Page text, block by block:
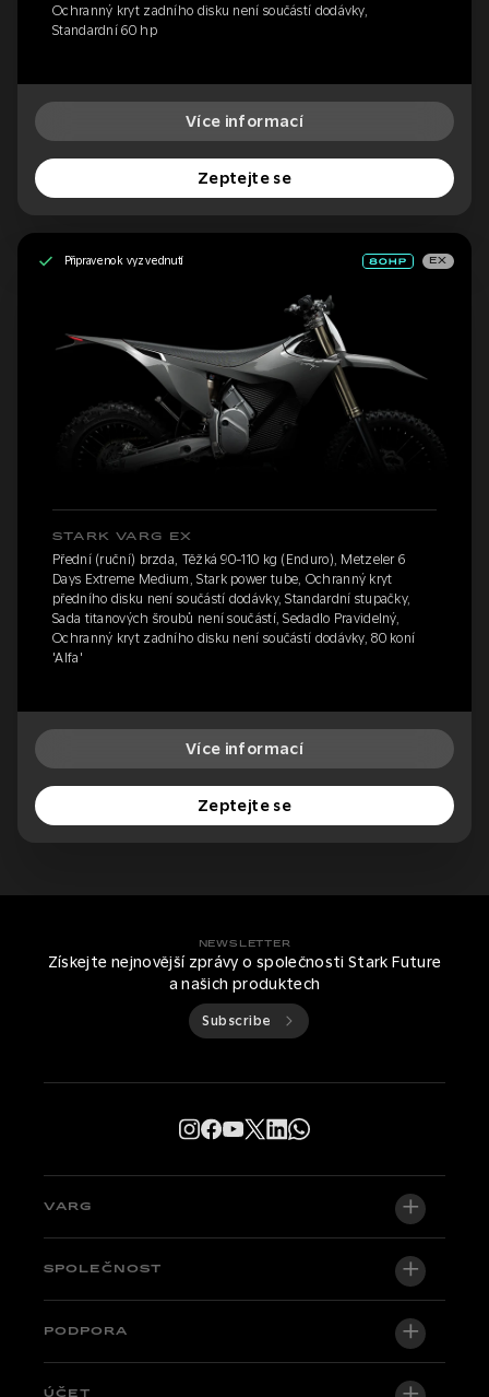
Ochranný kryt zadního disku není součástí dodávky,
Standardní 60 hp
Více informací
Zeptejte se
Připraveno k vyzvednutí EX
STARK VARG EX
Přední (ruční) brzda, Těžká 90-110 kg (Enduro), Metzeler 6
Days Extreme Medium, Stark power tube, Ochranný kryt
předního disku není součástí dodávky, Standardní stupačky,
Sada titanových šroubů není součástí, Sedadlo Pravidelný,
Ochranný kryt zadního disku není součástí dodávky, 80 koní
'Alfa'
Více informací
Zeptejte se
NEWSLETTER
Získejte nejnovější zprávy o společnosti Stark Future
a našich produktech
Subscribe
VARG
VARG EX
Factory Edition
SPOLEČNOST
O nás
PODPORA
ÚČET